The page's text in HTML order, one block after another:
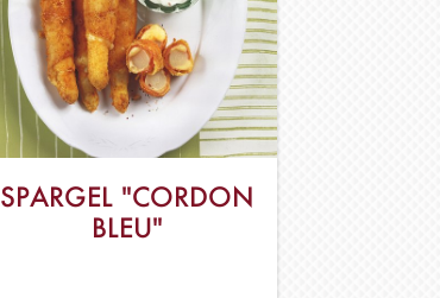
SPARGEL "CORDON
BLEU"